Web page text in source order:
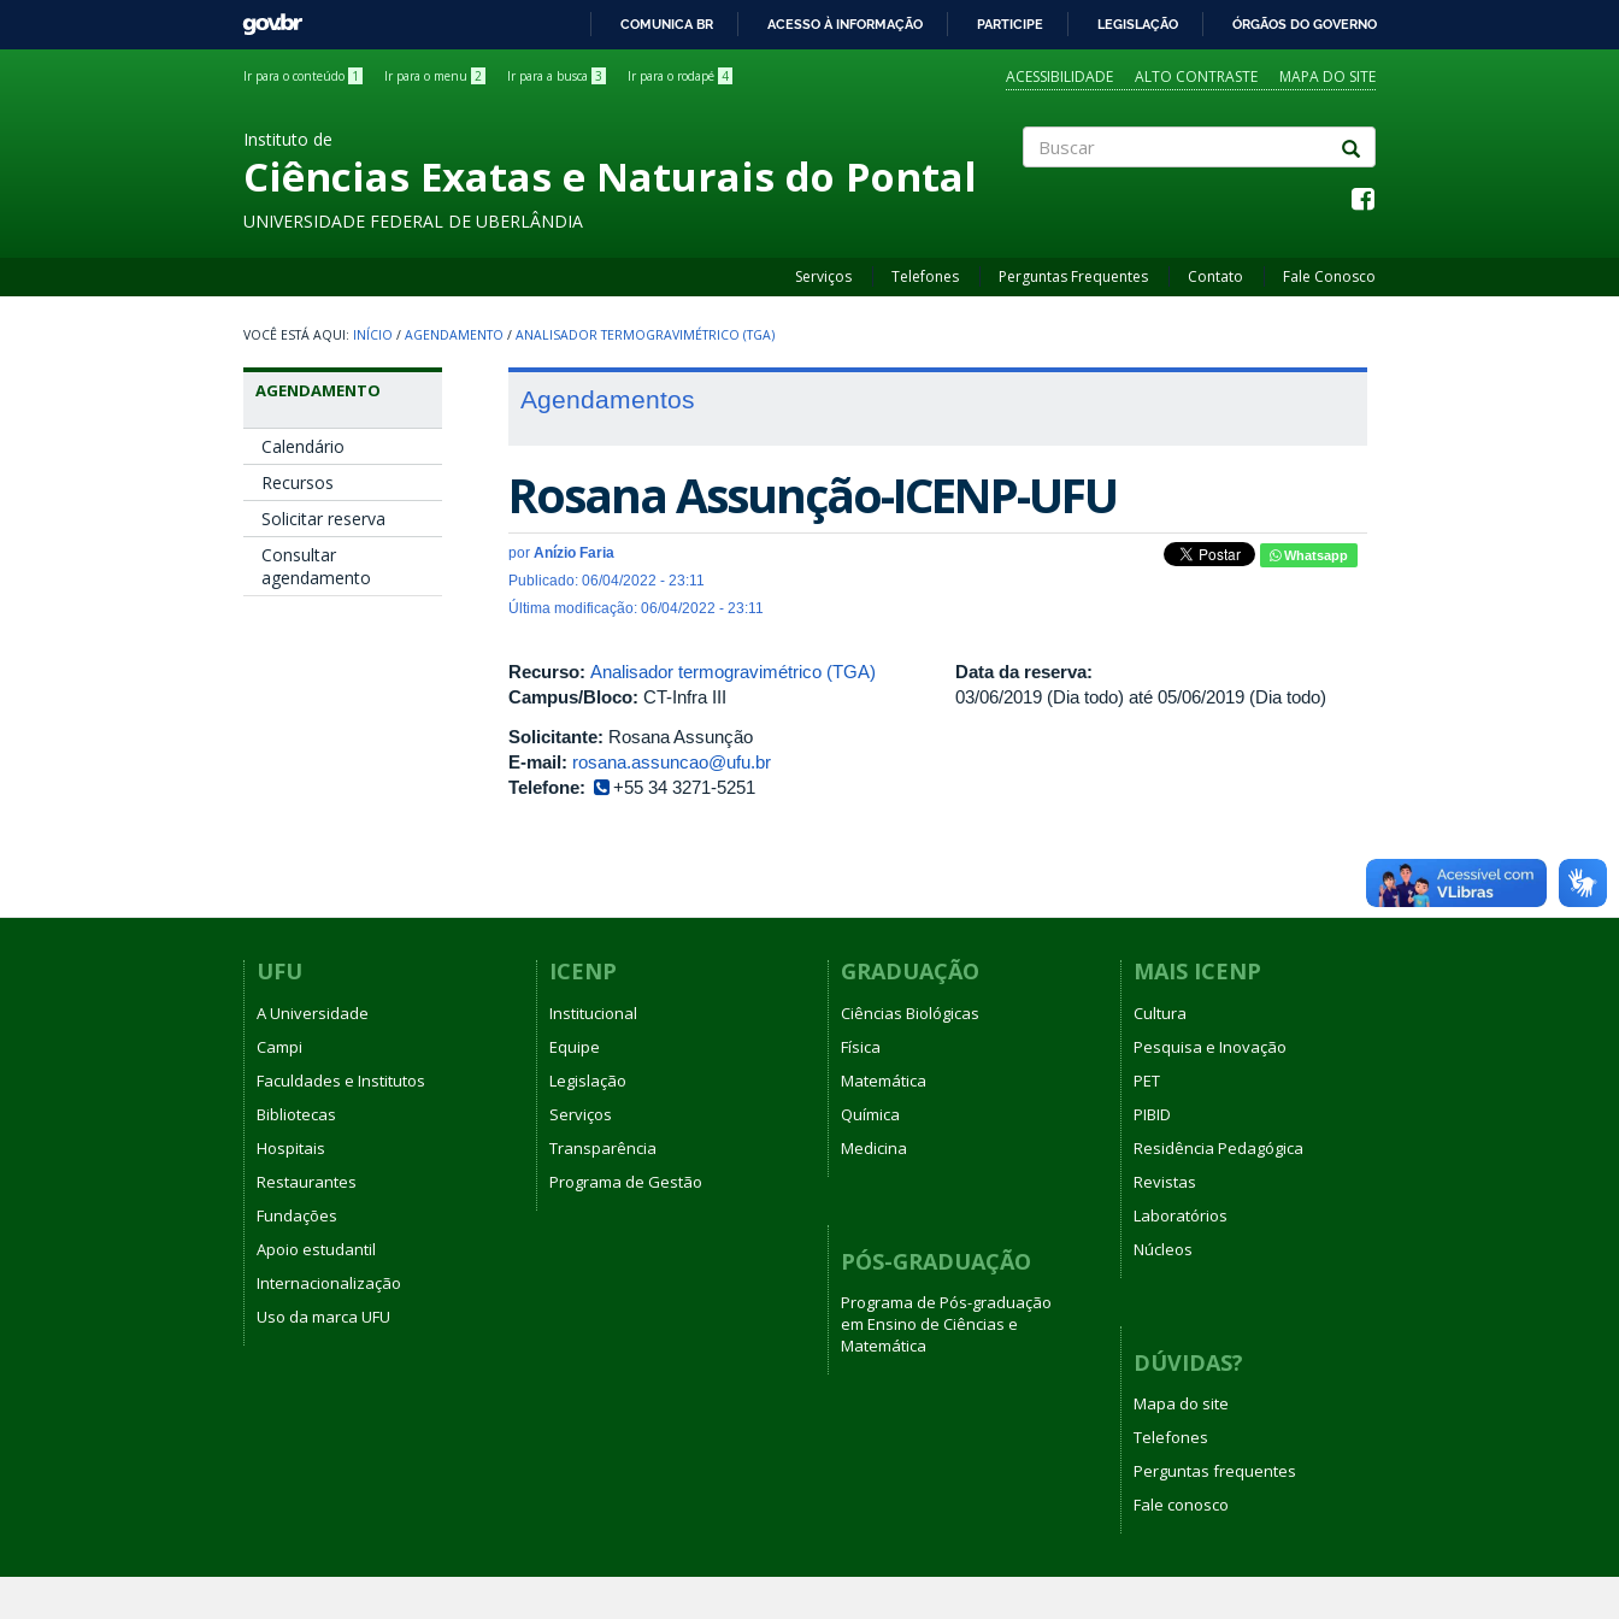
GOVBR
COMUNICA BR ACESSO À INFORMAÇÃO PARTICIPE LEGISLAÇÃO ÓRGÃOS DO GOVERNO
Ir para o conteúdo 1 Ir para o menu 2 Ir para a busca 3 Ir para o rodapé 4 ACESSIBILIDADE ALTO CONTRASTE MAPA DO SITE
Instituto de
Ciências Exatas e Naturais do Pontal
UNIVERSIDADE FEDERAL DE UBERLÂNDIA
Serviços Telefones Perguntas Frequentes Contato Fale Conosco
INÍCIO / AGENDAMENTO / ANALISADOR TERMOGRAVIMÉTRICO (TGA)
AGENDAMENTO
Calendário
Recursos
Solicitar reserva
Consultar
agendamento
Agendamentos
Rosana Assunção-ICENP-UFU
por Anízio Faria
Publicado: 06/04/2022 - 23:11
Última modificação: 06/04/2022 - 23:11
Whatsapp
Recurso: Analisador termogravimétrico (TGA)
Campus/Bloco: CT-Infra III
Solicitante: Rosana Assunção
E-mail: rosana.assuncao@ufu.br
Telefone:
+55 34 3271-5251
Data da reserva:
03/06/2019 (Dia todo) até05/06/2019 (Dia todo)
UFU
A Universidade
Campi
Faculdades e Institutos
Bibliotecas
Hospitais
Restaurantes
Fundações
Apoio estudantil
Internacionalização
Uso da marca UFU
ICENP
Institucional
Equipe
Legislação
Serviços
Transparência
Programa de Gestão
GRADUAÇÃO
Ciências Biológicas
Física
Matemática
Química
Medicina
PÓS-GRADUAÇÃO
Programa de Pós-graduação
em Ensino de Ciências e
Matemática
MAIS ICENP
Cultura
Pesquisa e Inovação
PET
PIBID
Residência Pedagógica
Revistas
Laboratórios
Núcleos
DÚVIDAS?
Mapa do site
Telefones
Perguntas frequentes
Fale conosco